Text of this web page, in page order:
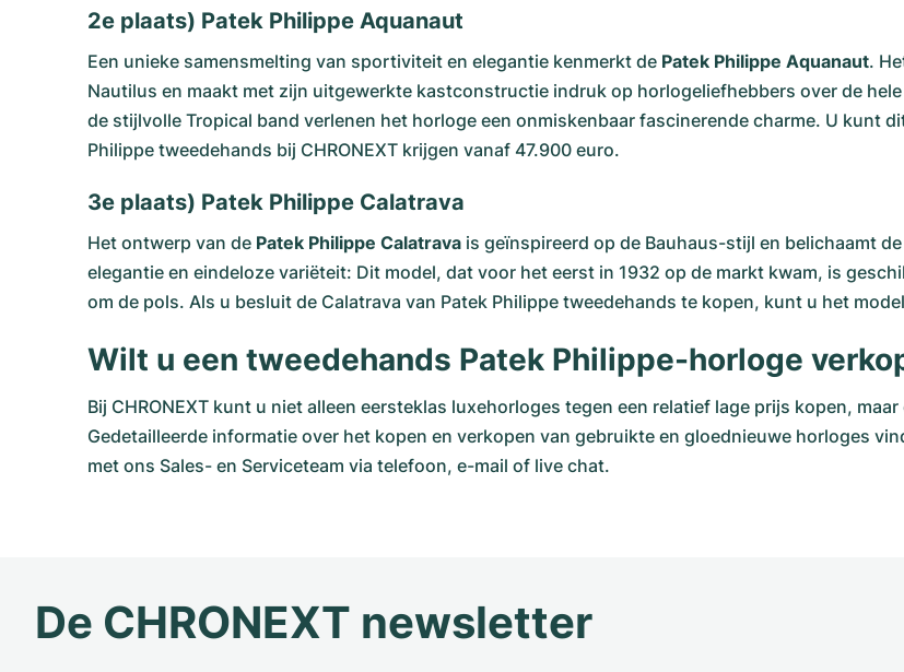
2e plaats) Patek Philippe Aquanaut
Een unieke samensmelting van sportiviteit en elegantie kenmerkt de Patek Philippe Aquanaut.
Nautilus en maakt met zijn uitgewerkte kastconstructie indruk op horlogeliefhebbers over de
de stijlvolle Tropical band verlenen het horloge een onmiskenbaar fascinerende charme. U kunt
Philippe tweedehands bij CHRONEXT krijgen vanaf 47.900 euro.
3e plaats) Patek Philippe Calatrava
Het ontwerp van de Patek Philippe Calatrava is geïnspireerd op de Bauhaus-stijl en belichaamt
elegantie en eindeloze variëteit: Dit model, dat voor het eerst in 1932 op de markt kwam, is
om de pols. Als u besluit de Calatrava van Patek Philippe tweedehands te kopen, kunt u het
Wilt u een tweedehands Patek Philippe-horloge
Bij CHRONEXT kunt u niet alleen eersteklas luxehorloges tegen een relatief lage prijs kopen,
Gedetailleerde informatie over het kopen en verkopen van gebruikte en gloednieuwe horloges
met ons Sales- en Serviceteam via telefoon, e-mail of live chat.
De CHRONEXT newsletter